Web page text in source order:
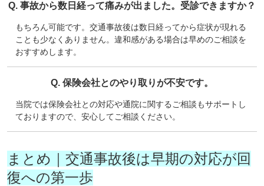
Q. 事故から数日経って痛みが出ました。受診できますか？
もちろん可能です。交通事故後は数日経ってから症状が現れる
ことも少なくありません。違和感がある場合は早めのご相談を
おすすめします。
Q. 保険会社とのやり取りが不安です。
当院では保険会社との対応や通院に関するご相談もサポートし
ておりますので、安心してご相談ください。
まとめ｜交通事故後は早期の対応が回
復への第一歩